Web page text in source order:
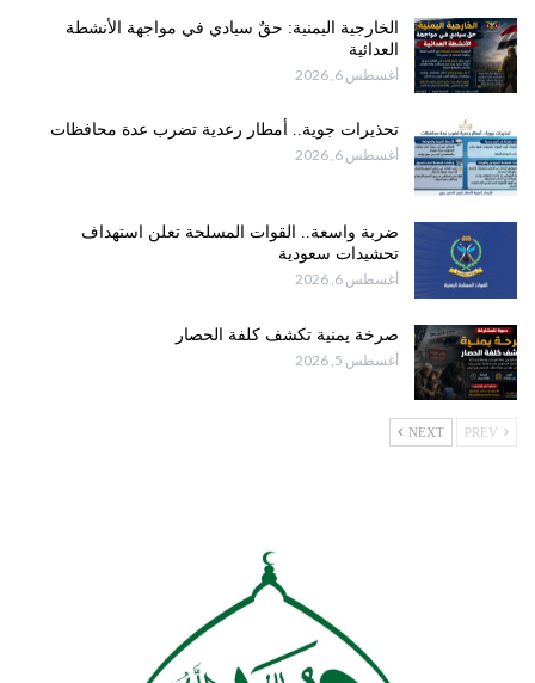
الخارجية اليمنية: حقٌ سيادي في مواجهة الأنشطة
العدائية
أغسطس 6, 2026
تحذيرات جوية.. أمطار رعدية تضرب عدة محافظات
أغسطس 6, 2026
ضربة واسعة.. القوات المسلحة تعلن استهداف
تحشيدات سعودية
أغسطس 6, 2026
صرخة يمنية تكشف كلفة الحصار
أغسطس 5, 2026
NEXT